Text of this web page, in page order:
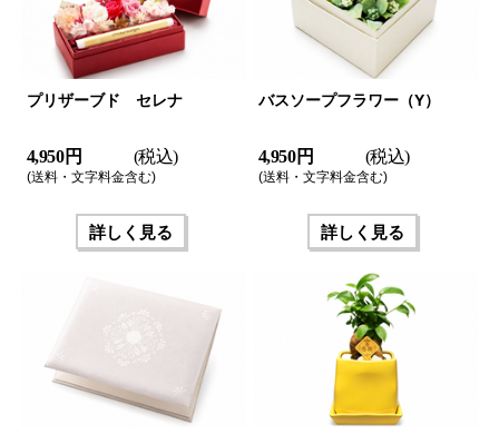
プリザーブド セレナ
4,950 円 (税込)
(送料・文字料金含む)
詳しく見る
バスソープフラワー（Y）
4,950 円 (税込)
(送料・文字料金含む)
詳しく見る